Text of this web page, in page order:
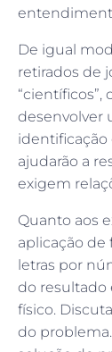
De igual
retirados de
“científicos”,
desenvolver
identificação
ajudarão a
exigem
Quanto aos
aplicação
letras por
do resultado
físico.
do